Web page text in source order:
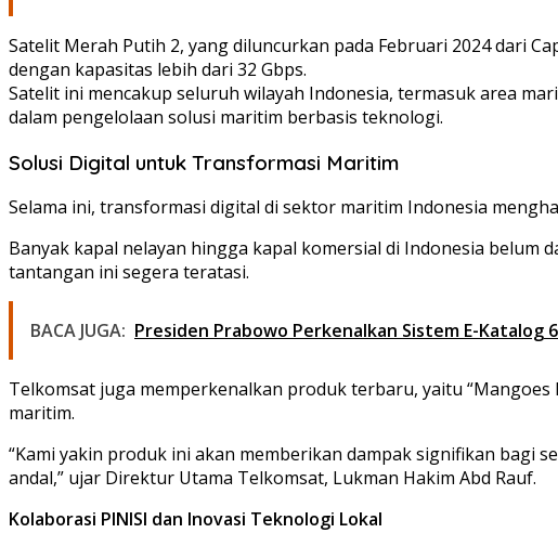
Satelit Merah Putih 2, yang diluncurkan pada Februari 2024 dari
dengan kapasitas lebih dari 32 Gbps.
Satelit ini mencakup seluruh wilayah Indonesia, termasuk area
dalam pengelolaan solusi maritim berbasis teknologi.
Solusi Digital untuk Transformasi Maritim
Selama ini, transformasi digital di sektor maritim Indonesia
Banyak kapal nelayan hingga kapal komersial di Indonesia belum
tantangan ini segera teratasi.
BACA JUGA: Presiden Prabowo Perkenalkan Sistem E-
Telkomsat juga memperkenalkan produk terbaru, yaitu
maritim.
“Kami yakin produk ini akan memberikan dampak signifikan bagi
andal,” ujar Direktur Utama Telkomsat, Lukman Hakim Abd Rauf.
Kolaborasi PINISI dan Inovasi Teknologi Lokal